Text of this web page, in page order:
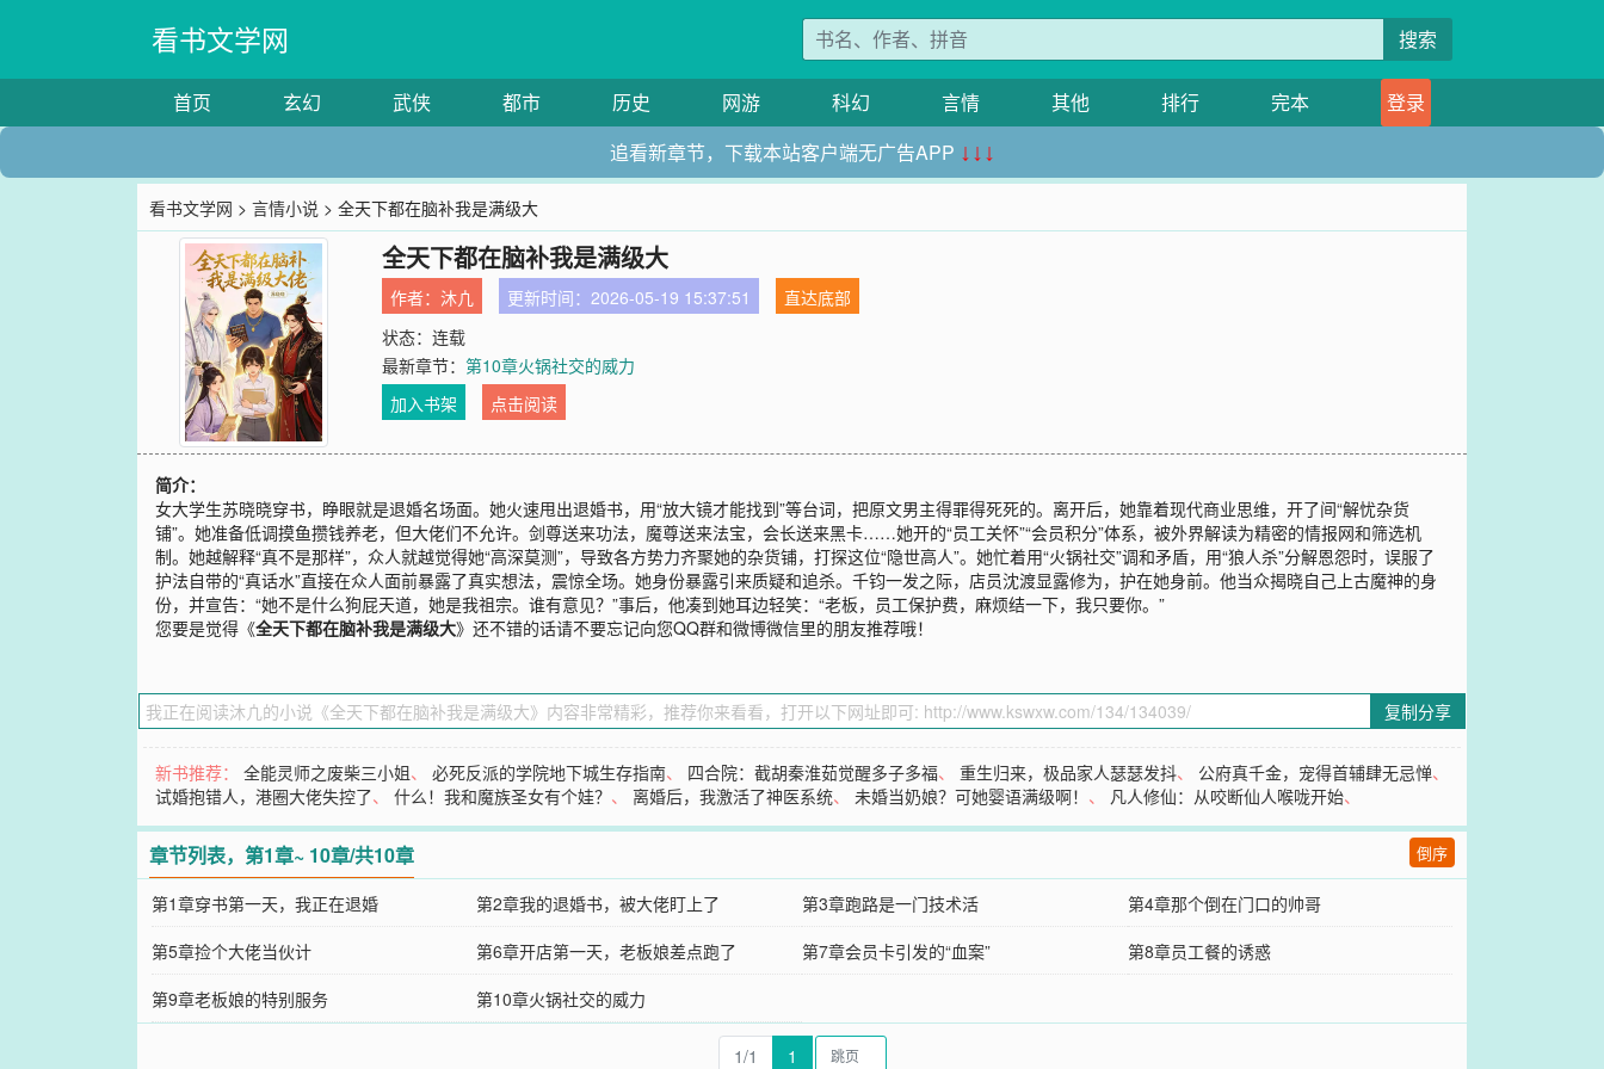
看书文学网 搜索
首页 玄幻 武侠 都市 历史 网游 科幻 言情 其他 排行 完本
登录
追看新章节，下载本站客户端无广告APP ↓↓↓
看书文学网 >言情小说 > 全天下都在脑补我是满级大
全天下都在脑补我是满级大
作者：沐凣 更新时间：2026-05-19 15:37:51
直达底部
状态：连载
最新章节：第10章火锅社交的威力
加入书架
点击阅读
简介：
女大学生苏晓晓穿书，睁眼就是退婚名场面。她火速甩出退婚书，用“放大镜才能找到”等台词，把原文男主得罪得死死的。离开后，她靠着现代商业思维，开了间“解忧杂货
铺”。她准备低调摸鱼攒钱养老，但大佬们不允许。剑尊送来功法，魔尊送来法宝，会长送来黑卡……她开的“员工关怀”“会员积分”体系，被外界解读为精密的情报网和筛选机
制。她越解释“真不是那样”，众人就越觉得她“高深莫测”，导致各方势力齐聚她的杂货铺，打探这位“隐世高人”。她忙着用“火锅社交”调和矛盾，用“狼人杀”分解恩怨时，误服了
护法自带的“真话水”直接在众人面前暴露了真实想法，震惊全场。她身份暴露引来质疑和追杀。千钧一发之际，店员沈渡显露修为，护在她身前。他当众揭晓自己上古魔神的身
份，并宣告：“她不是什么狗屁天道，她是我祖宗。谁有意见？”事后，他凑到她耳边轻笑：“老板，员工保护费，麻烦结一下，我只要你。”
您要是觉得《全天下都在脑补我是满级大》还不错的话请不要忘记向您QQ群和微博微信里的朋友推荐哦！
复制分享
新书推荐：全能灵师之废柴三小姐、必死反派的学院地下城生存指南、 四合院：截胡秦淮茹觉醒多子多福、重生归来，极品家人瑟瑟发抖、 公府真千金，宠得首辅肆无忌惮、
试婚抱错人，港圈大佬失控了、什么！我和魔族圣女有个娃？ 、 离婚后，我激活了神医系统、未婚当奶娘？可她婴语满级啊！ 、 凡人修仙：从咬断仙人喉咙开始、
章节列表，第1章~ 10章/共10章 倒序
第1章穿书第一天，我正在退婚 第2章我的退婚书，被大佬盯上了 第3章跑路是一门技术活
第4章那个倒在门口的帅哥
第5章捡个大佬当伙计
第6章开店第一天，老板娘差点跑了 第7章会员卡引发的“血案”
第8章员工餐的诱惑
第9章老板娘的特别服务
第10章火锅社交的威力
1/1 1